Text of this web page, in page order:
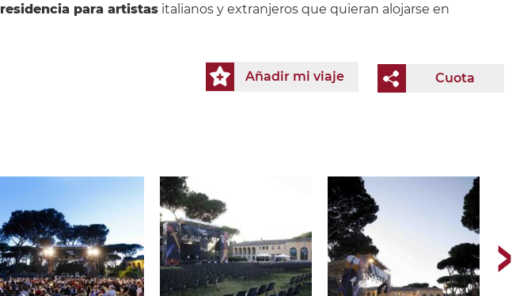
residencia para artistasitalianos y extranjeros que quieran alojarse en
Cuota
Añadir mi viaje